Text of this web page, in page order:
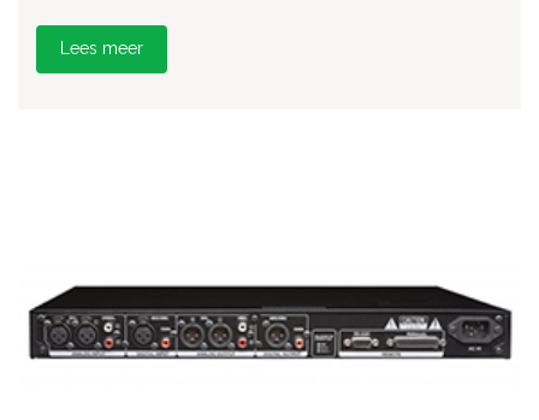
Lees meer